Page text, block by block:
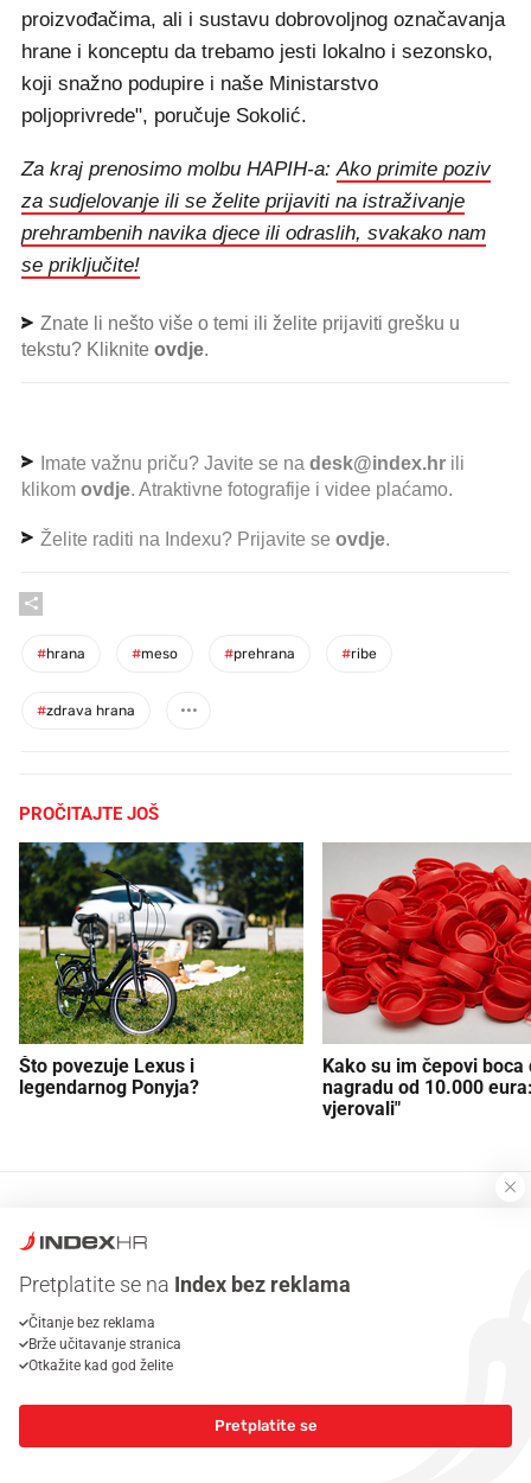
proizvođačima, ali i sustavu dobrovoljnog označavanja
hrane i konceptu da trebamo jesti lokalno i sezonsko,
koji snažno podupire i naše Ministarstvo
poljoprivrede", poručuje Sokolić.
Za kraj prenosimo molbu HAPIH-a:Ako primite poziv
za sudjelovanje ili se želite prijaviti na istraživanje
prehrambenih navika djece ili odraslih, svakako nam
se priključite!
Znate li nešto više o temi ili želite prijaviti grešku u
tekstu? Kliknite ovdje.
Imate važnu priču? Javite se na desk@index.hr ili
klikom ovdje. Atraktivne fotografije i videe plaćamo.
Želite raditi na Indexu? Prijavite se ovdje.
#hrana #meso #prehrana #ribe
#zdrava hrana
PROČITAJTE JOŠ
Što povezuje Lexus i
legendarnog Ponyja?
Kako su im čepovi boca
nagradu od 10.000
vjerovali"
PRIJAVITE SE
KOMENTARI(0)
Trenutno nema komentara.
Pretplatite se na Index bez reklama
Čitanje bez reklama
Brže učitavanje stranica
Otkažite kad god želite
Pretplatite se